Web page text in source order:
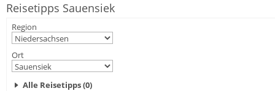
Reisetipps Sauensiek
Region
Ort
Alle Reisetipps (0)